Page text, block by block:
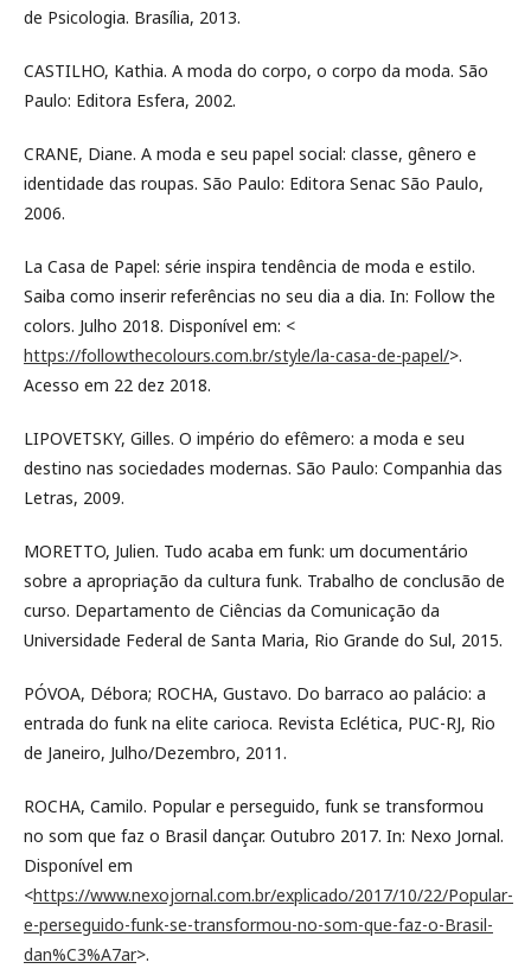
de Psicologia. Brasília, 2013.
CASTILHO, Kathia. A moda do corpo, o corpo da moda. São
Paulo: Editora Esfera, 2002.
CRANE, Diane. A moda e seu papel social: classe, gênero e
identidade das roupas. São Paulo: Editora Senac São Paulo,
2006.
La Casa de Papel: série inspira tendência de moda e estilo.
Saiba como inserir referências no seu dia a dia. In: Follow the
colors. Julho 2018. Disponível em: <
https://followthecolours.com.br/style/la-casa-de-papel/>.
Acesso em 22 dez 2018.
LIPOVETSKY, Gilles. O império do efêmero: a moda e seu
destino nas sociedades modernas. São Paulo: Companhia das
Letras, 2009.
MORETTO, Julien. Tudo acaba em funk: um documentário
sobre a apropriação da cultura funk. Trabalho de conclusão de
curso. Departamento de Ciências da Comunicação da
Universidade Federal de Santa Maria, Rio Grande do Sul, 2015.
PÓVOA, Débora; ROCHA, Gustavo. Do barraco ao palácio: a
entrada do funk na elite carioca. Revista Eclética, PUC-RJ, Rio
de Janeiro, Julho/Dezembro, 2011.
ROCHA, Camilo. Popular e perseguido, funk se transformou
no som que faz o Brasil dançar. Outubro 2017. In: Nexo Jornal.
Disponível em
<https://www.nexojornal.com.br/explicado/2017/10/22/Popular-
e-perseguido-funk-se-transformou-no-som-que-faz-o-Brasil-
dan%C3%A7ar>.